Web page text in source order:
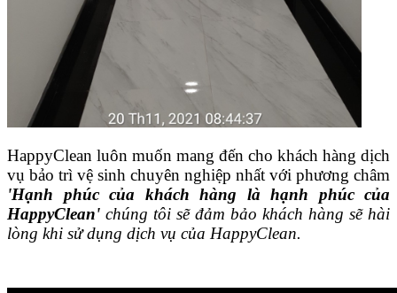
HappyClean luôn muốn mang đến cho khách hàng dịch
vụ bảo trì vệ sinh chuyên nghiệp nhất với phương châm
'Hạnh phúc của khách hàng là hạnh phúc của
HappyClean' chúng tôi sẽ đảm bảo khách hàng sẽ hài
lòng khi sử dụng dịch vụ của HappyClean.